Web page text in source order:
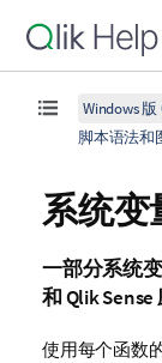
Windows 版
脚本语法和
系统变
一部分系统
和Qlik Sense
使用每个函数